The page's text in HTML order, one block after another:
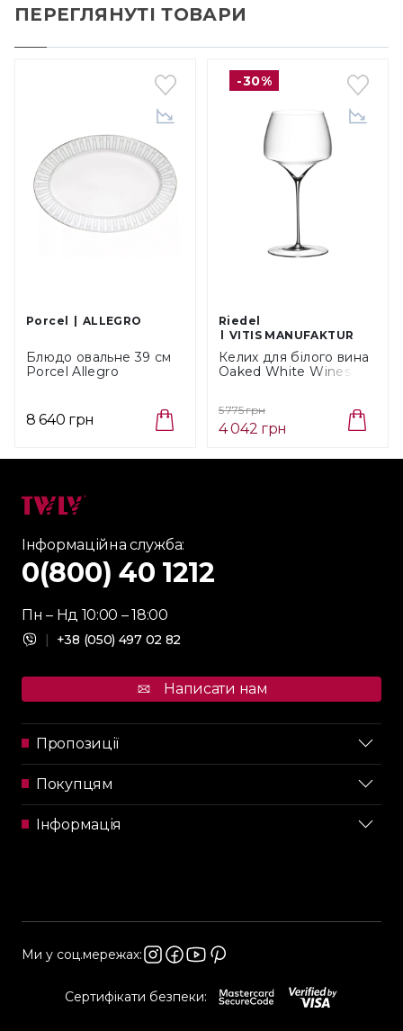
ПЕРЕГЛЯНУТІ ТОВАРИ
Porcel ALLEGRO
Блюдо овальне 39 см
Porcel Allegro
8 640 грн
-30%
Riedel
VITIS MANUFAKTUR
Келих для білого вина
Oaked White Wines
(4303/97)
5 775 грн
4 042 грн
Інформаційна служба:
0(800) 40 1212
Пн – Нд 10:00 – 18:00
| +38 (050) 497 02 82
Написати нам
Пропозиції
Покупцям
Інформація
Сертифікати безпеки:
Ми у соц.мережах: